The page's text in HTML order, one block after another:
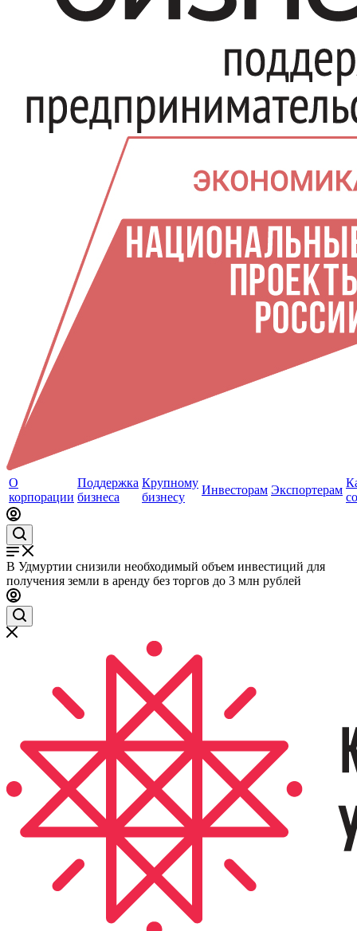
О
корпорации
Поддержка
бизнеса
Крупному
бизнесу
Инвесторам Экспортерам
В Удмуртии снизили необходимый объем инвестиций для
получения земли в аренду без торгов до 3 млн рублей